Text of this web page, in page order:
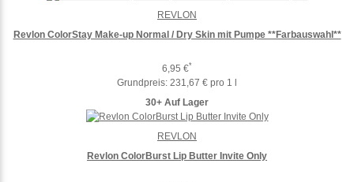
Revlon ColorStay Make-up Normal / Dry Skin mit Pumpe **Farbauswahl**
6,95 €*
Grundpreis: 231,67 € pro 1 l
30+ Auf Lager
REVLON
Revlon ColorBurst Lip Butter Invite Only
REVLON